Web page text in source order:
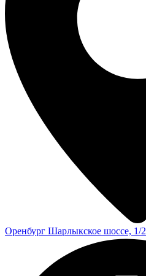
Оренбург Шарлыкское шоссе, 1/2